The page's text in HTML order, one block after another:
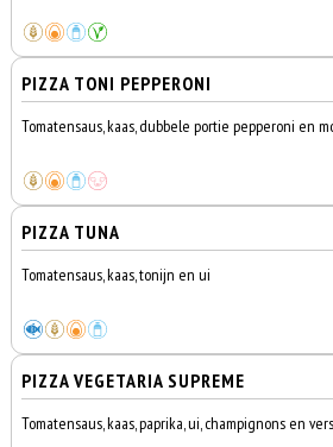
PIZZA TONI PEPPERONI
Tomatensaus, kaas, dubbele portie pepperoni en
PIZZA TUNA
Tomatensaus, kaas, tonijn en ui
PIZZA VEGETARIA SUPREME
Tomatensaus, kaas, paprika, ui, champignons en